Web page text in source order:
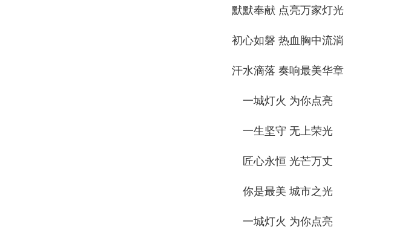
默默奉献 点亮万家灯光
初心如磐 热血胸中流淌
汗水滴落 奏响最美华章
一城灯火 为你点亮
一生坚守 无上荣光
匠心永恒 光芒万丈
你是最美 城市之光
一城灯火 为你点亮